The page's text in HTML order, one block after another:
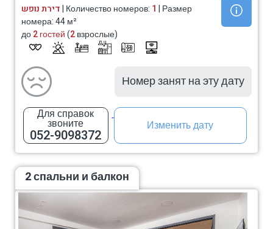
דירת נופש| Количество номеров: 1 | Размер
номера: 44 м²
до2 гостей(2взрослые)
Номер занят на эту дату
Для справок
звоните
052-9098372
Изменить дату
2 спальни и балкон